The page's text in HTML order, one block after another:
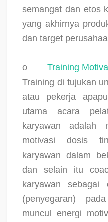
semangat dan etos
yang akhirnya
dan target
o
Training
Training di tujukan
atau pekerja
utama acara
karyawan adalah
motivasi dosis
karyawan dalam
dan selain itu
karyawan sebagai
(penyegaran)
muncul energi